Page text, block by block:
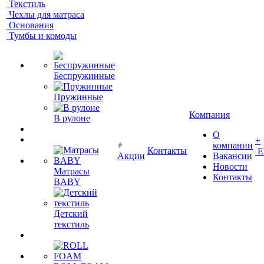
Текстиль
Чехлы для матраса
Основания
Тумбы и комоды
Беспружинные
Пружинные
В рулоне
Матрасы
BABY
Детский
текстиль
Акции
Контакты
Компания
О
компании
Вакансии
Новости
Контакты
+